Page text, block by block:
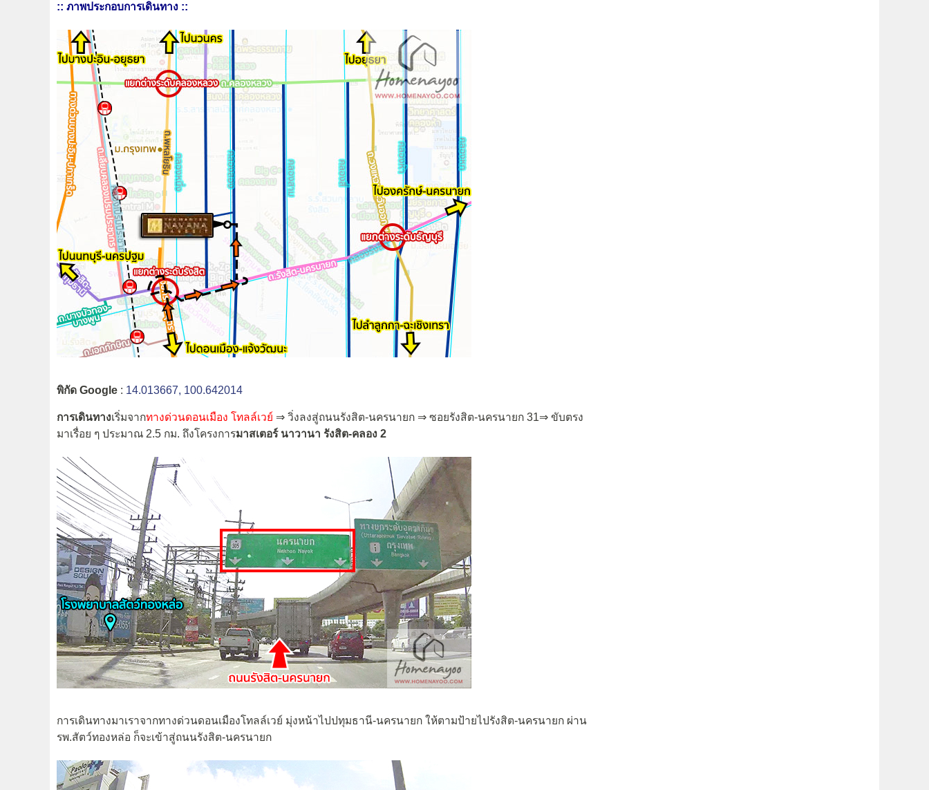
:: ภาพประกอบการเดินทาง ::
พิกัด Google : 14.013667, 100.642014
การเดินทางเริ่มจากทางด่วนดอนเมือง โทลล์เวย์ ⇒ วิ่งลงสู่ถนนรังสิต-นครนายก ⇒ ซอยรังสิต-นครนายก 31⇒ ขับตรง
มาเรื่อย ๆ ประมาณ 2.5 กม. ถึงโครงการมาสเตอร์ นาวานา รังสิต-คลอง 2
การเดินทางมาเราจากทางด่วนดอนเมืองโทลล์เวย์ มุ่งหน้าไปปทุมธานี-นครนายก ให้ตามป้ายไปรังสิต-นครนายก ผ่าน
รพ.สัตว์ทองหล่อ ก็จะเข้าสู่ถนนรังสิต-นครนายก